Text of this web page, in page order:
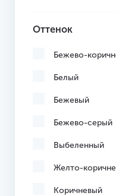
Оттенок
Бежево-
Белый
Бежевый
Бежево-серый
Выбеленный
Желто-
Коричневый